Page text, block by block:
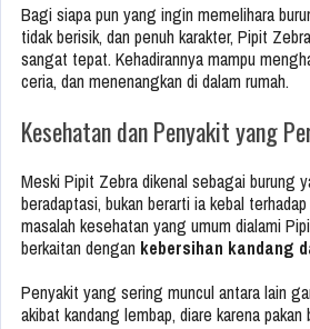
Bagi siapa pun yang ingin memelihara
tidak berisik, dan penuh karakter, Pipit
sangat tepat. Kehadirannya mampu
ceria, dan menenangkan di dalam rumah.
Kesehatan dan Penyakit yang
Meski Pipit Zebra dikenal sebagai burung
beradaptasi, bukan berarti ia kebal
masalah kesehatan yang umum dialami
berkaitan dengan kebersihan kandang
Penyakit yang sering muncul antara lain
akibat kandang lembap, diare karena